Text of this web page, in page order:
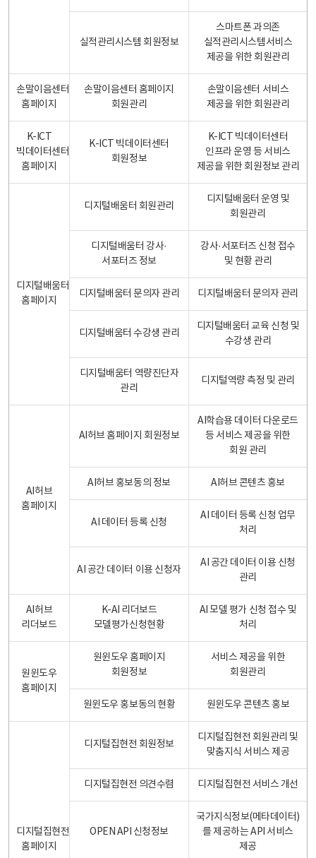
실적관리시스템 회원정보
스마트폰 과의존
실적관리시스템서비스
제공을 위한 회원관리
손말이음센터
홈페이지
손말이음센터 홈페이지
회원관리
손말이음센터 서비스
제공을 위한 회원관리
K-ICT
빅데이터센터
홈페이지
K-ICT 빅데이터센터
회원정보
K-ICT 빅데이터센터
인프라 운영 등 서비스
제공을 위한 회원정보 관리
디지털배움터
홈페이지
디지털배움터 회원관리
디지털배움터 운영 및
회원관리
디지털배움터 강사·
서포터즈 정보
강사·서포터즈 신청 접수
및 현황 관리
디지털배움터 문의자 관리 디지털배움터 문의자 관리
디지털배움터 수강생 관리
디지털배움터 교육 신청 및
수강생 관리
디지털배움터 역량진단자
관리
디지털역량 측정 및 관리
AI허브
홈페이지
AI허브 홈페이지 회원정보
AI학습용 데이터 다운로드
등 서비스 제공을 위한
회원 관리
AI허브 홍보동의 정보 AI허브 콘텐츠 홍보
AI 데이터 등록 신청
AI 데이터 등록 신청 업무
처리
AI 공간 데이터 이용 신청자
AI 공간 데이터 이용 신청
관리
AI허브
리더보드
K-AI 리더보드
모델평가신청현황
AI 모델 평가 신청 접수 및
처리
원윈도우
홈페이지
원윈도우 홈페이지
회원정보
서비스 제공을 위한
회원관리
원윈도우 홍보동의 현황 원윈도우 콘텐츠 홍보
디지털집현전
홈페이지
디지털집현전 회원정보
디지털집현전 회원관리 및
맞춤지식 서비스 제공
디지털집현전 의견수렴 디지털집현전 서비스 개선
OPEN API 신청정보
국가지식정보(메타데이터)
를 제공하는 API 서비스
제공